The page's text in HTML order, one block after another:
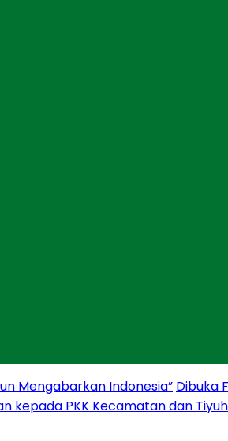
Mengabarkan Indonesia” Dibuka
kepada PKK Kecamatan dan Tiyuh